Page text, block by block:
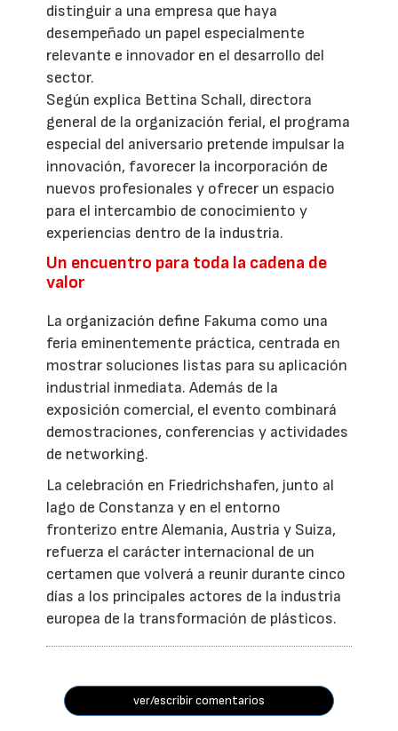
distinguir a una empresa que haya
desempeñado un papel especialmente
relevante e innovador en el desarrollo del
sector.
Según explica Bettina Schall, directora
general de la organización ferial, el programa
especial del aniversario pretende impulsar la
innovación, favorecer la incorporación de
nuevos profesionales y ofrecer un espacio
para el intercambio de conocimiento y
experiencias dentro de la industria.
Un encuentro para toda la cadena de
valor
La organización define Fakuma como una
feria eminentemente práctica, centrada en
mostrar soluciones listas para su aplicación
industrial inmediata. Además de la
exposición comercial, el evento combinará
demostraciones, conferencias y actividades
de networking.
La celebración en Friedrichshafen, junto al
lago de Constanza y en el entorno
fronterizo entre Alemania, Austria y Suiza,
refuerza el carácter internacional de un
certamen que volverá a reunir durante cinco
días a los principales actores de la industria
europea de la transformación de plásticos.
ver/escribir comentarios